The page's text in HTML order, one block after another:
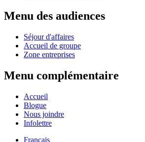
Menu des audiences
Séjour d'affaires
Accueil de groupe
Zone entreprises
Menu complémentaire
Accueil
Blogue
Nous joindre
Infolettre
Français